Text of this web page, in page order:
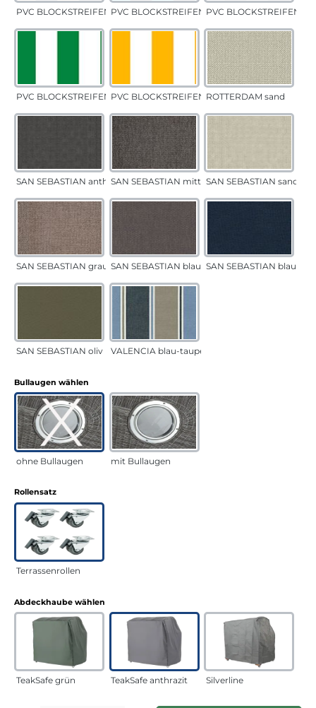
PVC BLOCKSTREIFEN blauPVC BLOCKSTREIFEN rotPVC BLOCKSTREIFEN
PVC BLOCKSTREIFEN grünPVC BLOCKSTREIFEN gelbROTTERDAM sand
SAN SEBASTIAN anthrazitSAN SEBASTIAN mittelgrauSAN SEBASTIAN sand
SAN SEBASTIAN grau-sandSAN SEBASTIAN blau-sandSAN SEBASTIAN blau
SAN SEBASTIAN oliv VALENCIA blau-taupe
Bullaugen wählen
ohne Bullaugen mit Bullaugen
Rollensatzauswählen
Terrassenrollen
Abdeckhaube wählen
TeakSafe grün TeakSafe anthrazit Silverline